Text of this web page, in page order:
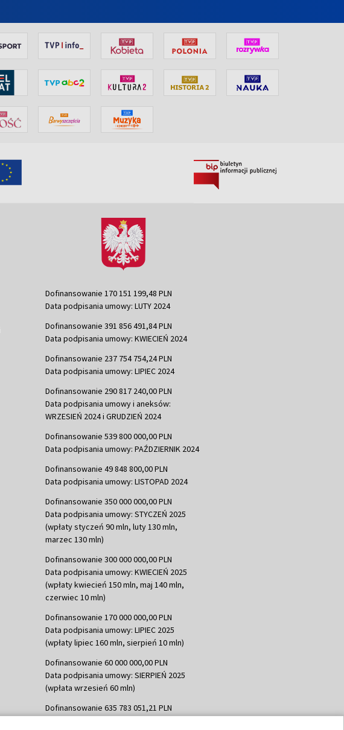
Dofinansowanie 170 151 199,48 PLN
Data podpisania umowy: LUTY 2024
Dofinansowanie 391 856 491,84 PLN
Data podpisania umowy: KWIECIEŃ 2024
Dofinansowanie 237 754 754,24 PLN
Data podpisania umowy: LIPIEC 2024
Dofinansowanie 290 817 240,00 PLN
Data podpisania umowy i aneksów:
WRZESIEŃ 2024 i GRUDZIEŃ 2024
Dofinansowanie 539 800 000,00 PLN
Data podpisania umowy: PAŹDZIERNIK 2024
Dofinansowanie 49 848 800,00 PLN
Data podpisania umowy: LISTOPAD 2024
Dofinansowanie 350 000 000,00 PLN
Data podpisania umowy: STYCZEŃ 2025
(wpłaty styczeń 90 mln, luty 130 mln,
marzec 130 mln)
Dofinansowanie 300 000 000,00 PLN
Data podpisania umowy: KWIECIEŃ 2025
(wpłaty kwiecień 150 mln, maj 140 mln,
czerwiec 10 mln)
Dofinansowanie 170 000 000,00 PLN
Data podpisania umowy: LIPIEC 2025
(wpłaty lipiec 160 mln, sierpień 10 mln)
Dofinansowanie 60 000 000,00 PLN
Data podpisania umowy: SIERPIEŃ 2025
(wpłata wrzesień 60 mln)
Dofinansowanie 635 783 051,21 PLN